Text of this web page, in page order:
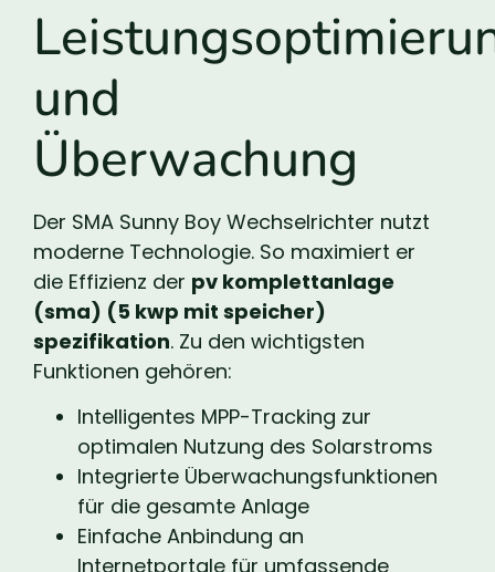
und
Überwachung
Der SMA Sunny Boy Wechselrichter nutzt
moderne Technologie. So maximiert er
die Effizienz der pv komplettanlage
(sma) (5 kwp mit speicher)
spezifikation. Zu den wichtigsten
Funktionen gehören:
Intelligentes MPP-Tracking zur
optimalen Nutzung des Solarstroms
Integrierte Überwachungsfunktionen
für die gesamte Anlage
Einfache Anbindung an
Internetportale für umfassende